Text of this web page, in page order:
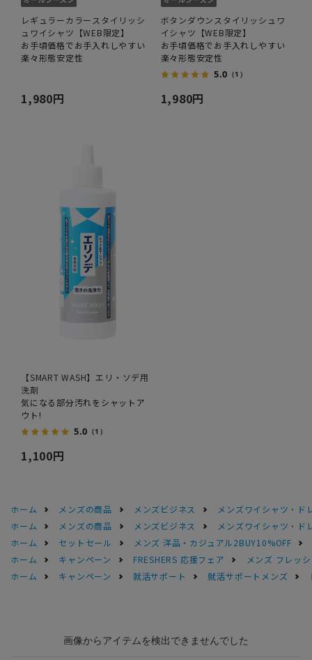
レギュラーカラースタイリッシ
ュワイシャツ【WEB限定】
お手頃価格でお手入れしやすい
楽々形態安定性
1,980円
ボタンダウンスタイリッシュワ
イシャツ【WEB限定】
お手頃価格でお手入れしやすい
楽々形態安定性
5.0 （1）
1,980円
【SMART WASH】エリ・ソデ用
洗剤
気になる部分汚れをシャットア
ウト!
5.0 （1）
1,100円
ホーム メンズの商品 メンズビジネス
メンズワイシャツ・ド
ホーム
メンズの商品 メンズビジネス
メンズワイシャツ・ド
ホーム
セットセール
メンズ 洋品・カジュアル2BUY10%OFF
ホーム
キャンペーン FRESHERS 応援フェア
メンズ フレッ
ホーム
キャンペーン 就活サポート 就活サポートメンズ